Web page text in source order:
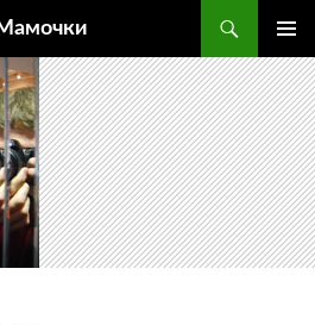
МЕНЮ